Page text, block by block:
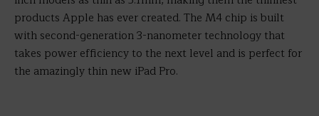
products Apple has ever created. The M4 chip is built
with second-generation 3-nanometer technology that
takes power efficiency to the next level and is perfect for
the amazingly thin new iPad Pro.